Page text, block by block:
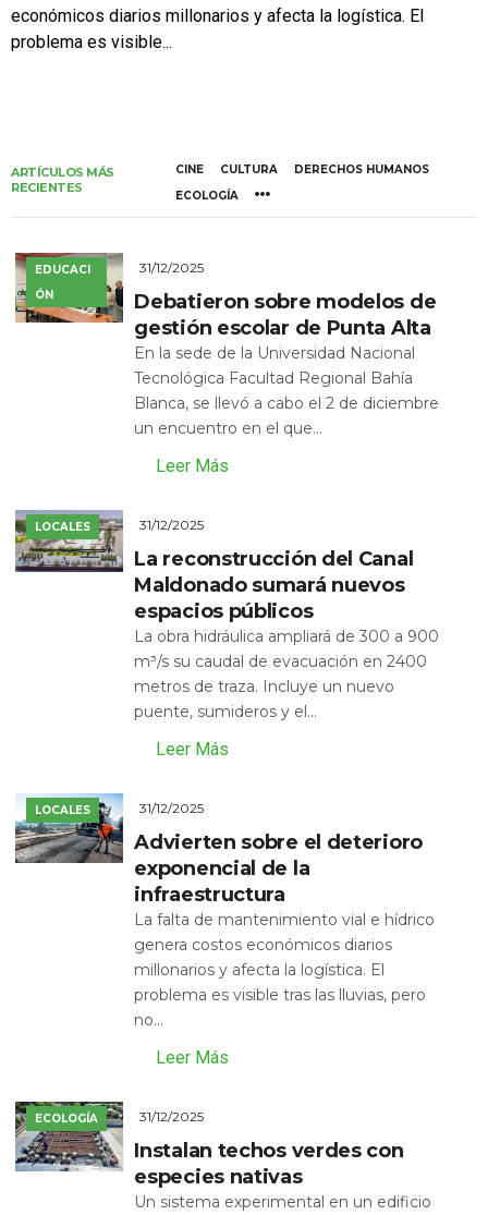
económicos diarios millonarios y afecta la logística. El
problema es visible...
ARTÍCULOS MÁS
RECIENTES
CINE CULTURA
DERECHOS HUMANOS
ECOLOGÍA
EDUCACI
ÓN
31/12/2025
Debatieron sobre modelos de
gestión escolar de Punta Alta
En la sede de la Universidad Nacional
Tecnológica Facultad Regional Bahía
Blanca, se llevó a cabo el 2 de diciembre
un encuentro en el que...
Leer Más
LOCALES 31/12/2025
La reconstrucción del Canal
Maldonado sumará nuevos
espacios públicos
La obra hidráulica ampliará de 300 a 900
m³/s su caudal de evacuación en 2400
metros de traza. Incluye un nuevo
puente, sumideros y el...
Leer Más
LOCALES 31/12/2025
Advierten sobre el deterioro
exponencial de la
infraestructura
La falta de mantenimiento vial e hídrico
genera costos económicos diarios
millonarios y afecta la logística. El
problema es visible tras las lluvias, pero
no...
Leer Más
ECOLOGÍA 31/12/2025
Instalan techos verdes con
especies nativas
Un sistema experimental en un edificio